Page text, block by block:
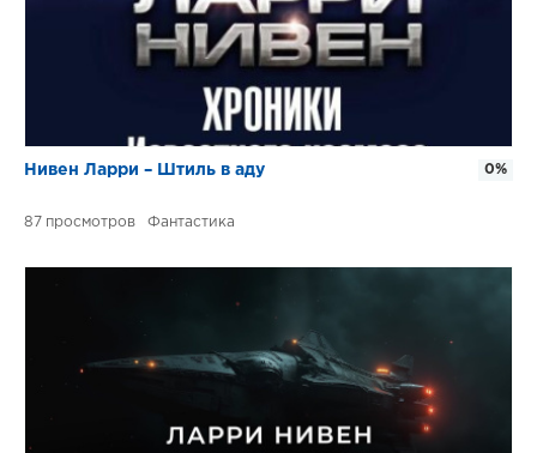
Нивен Ларри – Штиль в аду
87 Фантастика
0%